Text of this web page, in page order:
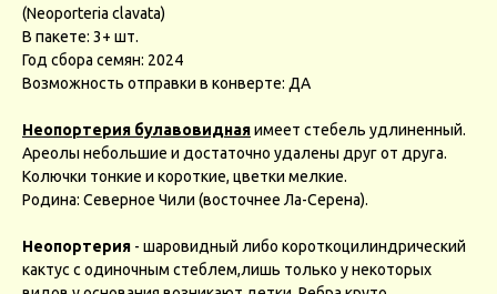
(Neoporteria clavata)
В пакете: 3+ шт.
Год сбора семян: 2024
Возможность отправки в конверте: ДА
Неопортерия булавовиднаяимеет стебель удлиненный.
Ареолы небольшие и достаточно удалены друг от друга.
Колючки тонкие и короткие, цветки мелкие.
Родина: Северное Чили (восточнее Ла-Серена).
Неопортерия - шаровидный либо короткоцилиндрический
кактус с одиночным стеблем,лишь только у некоторых